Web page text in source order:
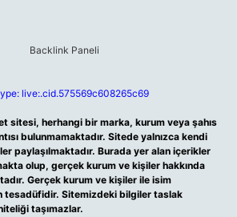
live:.cid.575569c608265c69
sitesi, herhangi bir marka, kurum veya şahıs
bulunmamaktadır. Sitede yalnızca kendi
paylaşılmaktadır. Burada yer alan içerikler
olup, gerçek kurum ve kişiler hakkında
Gerçek kurum ve kişiler ile isim
tesadüfidir. Sitemizdeki bilgiler taslak
taşımazlar.